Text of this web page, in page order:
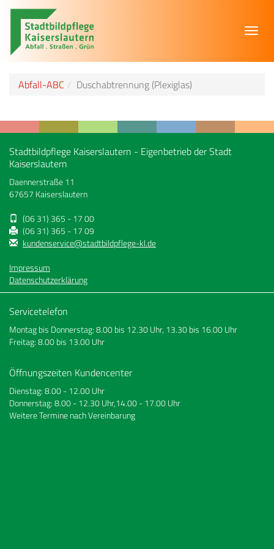
Abfall-ABC Duschabtrennung (Plexiglas)
Stadtbildpflege Kaiserslautern - Eigenbetrieb der Stadt
Kaiserslautern
Daennerstraße 11
67657 Kaiserslautern
(06 31) 365 - 17 00
(06 31) 365 - 17 09
kundenservice@stadtbildpflege-kl.de
Impressum
Datenschutzerklärung
Servicetelefon
Montag bis Donnerstag: 8.00 bis 12.30 Uhr, 13.30 bis 16.00 Uhr
Freitag: 8.00 bis 13.00 Uhr
Öffnungszeiten Kundencenter
Dienstag: 8.00 - 12.00 Uhr
Donnerstag: 8.00 - 12.30 Uhr,14.00 - 17.00 Uhr
Weitere Termine nach Vereinbarung